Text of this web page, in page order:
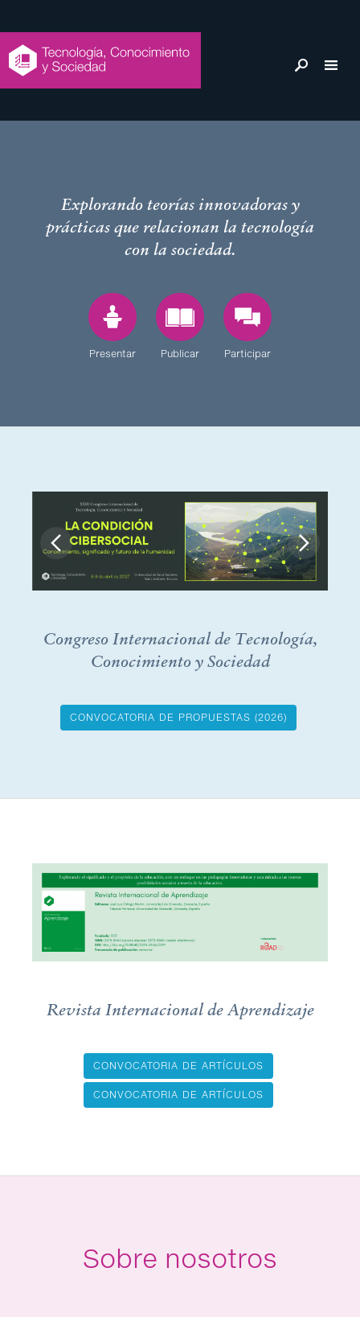
Acerca
de
Explorando teorías innovadoras y
prácticas que relacionan la tecnología
con la sociedad.
Presentar Publicar Participar
Tecnología,
Conocimiento
y
Congreso Internacional de Tecnología,
Conocimiento y Sociedad
CONVOCATORIA DE PROPUESTAS (2026)
Tecnología,
Conocimiento
y
Revista Internacional de Aprendizaje
CONVOCATORIA DE ARTÍCULOS
CONVOCATORIA DE ARTÍCULOS
Sobre nosotros